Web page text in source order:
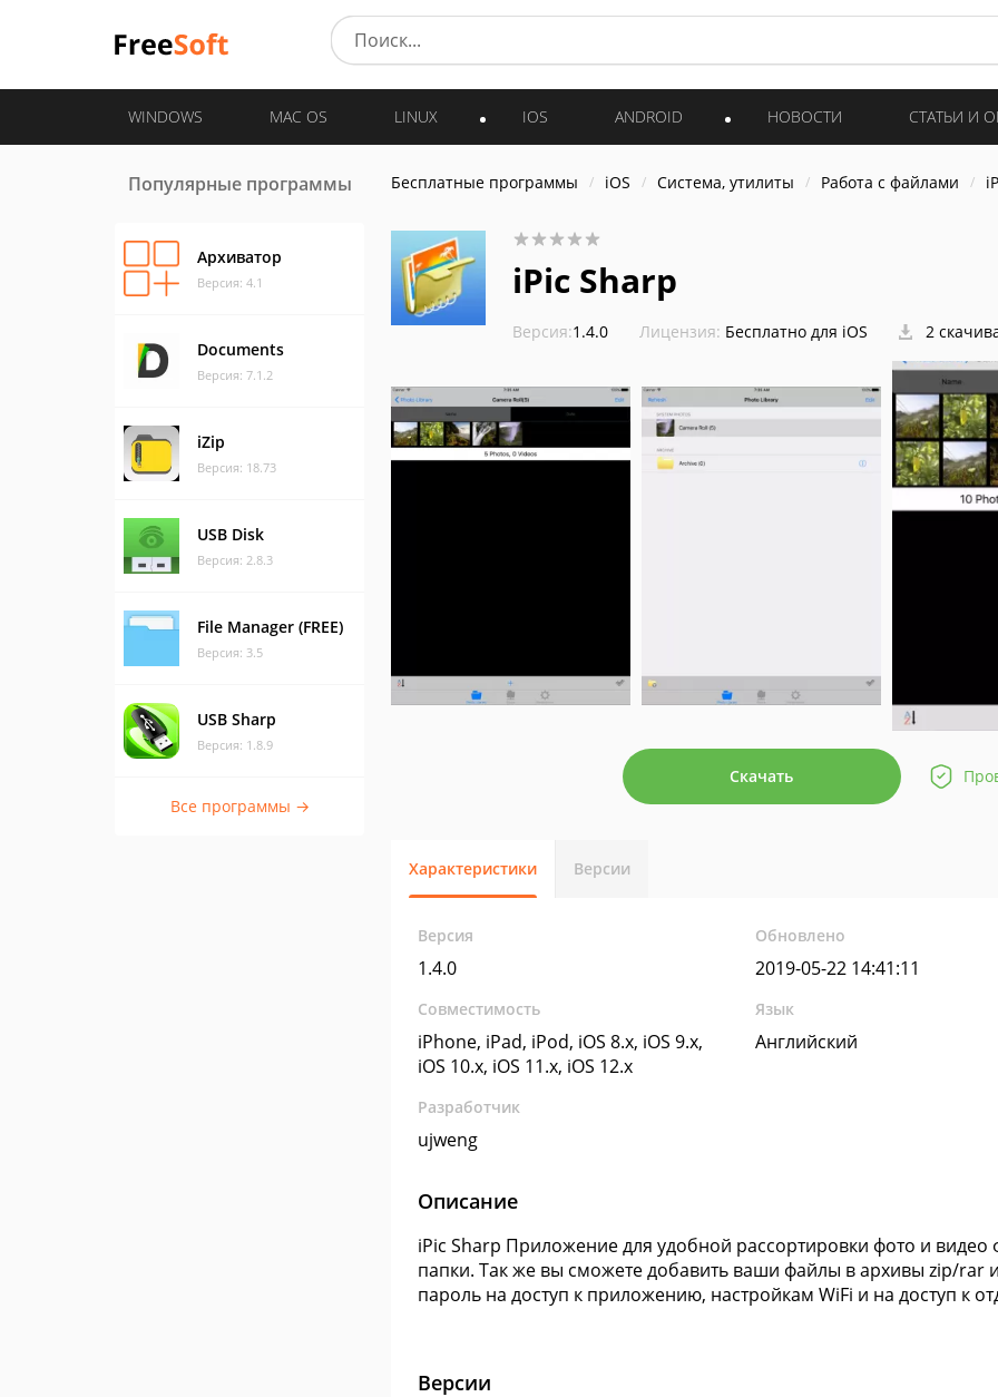
WINDOWS MAC OS LINUX IOS ANDROID НОВОСТИ СТАТЬИ И
Популярные программы
Архиватор
Версия: 4.1
Documents
Версия: 7.1.2
iZip
Версия: 18.73
USB Disk
Версия: 2.8.3
File Manager (FREE)
Версия: 3.5
USB Sharp
Версия: 1.8.9
Все программы →
Бесплатные программы iOS Система, утилиты Работа с файлами
iPic Sharp
Версия:1.4.0 Лицензия: Бесплатно для iOS 2
Скачать
Характеристики Версии
Версия
1.4.0
Обновлено
2019-05-22 14:41:11
Совместимость
iPhone, iPad, iPod, iOS 8.x, iOS 9.x,
iOS 10.x, iOS 11.x, iOS 12.x
Язык
Английский
Разработчик
ujweng
Описание
iPic Sharp Приложение для удобной рассортировки фото и
папки. Так же вы сможете добавить ваши файлы в архивы zip/rar и
пароль на доступ к приложению, настройкам WiFi и на доступ к
Версии